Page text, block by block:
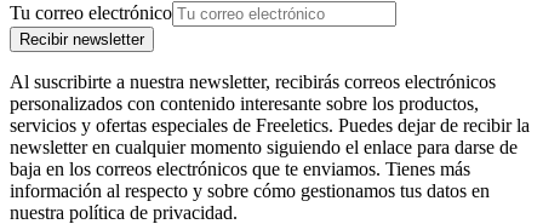
Tu correo electrónico
Recibir newsletter
Al suscribirte a nuestra newsletter, recibirás correos electrónicos
personalizados con contenido interesante sobre los productos,
servicios y ofertas especiales de Freeletics. Puedes dejar de recibir la
newsletter en cualquier momento siguiendo el enlace para darse de
baja en los correos electrónicos que te enviamos. Tienes más
información al respecto y sobre cómo gestionamos tus datos en
nuestra política de privacidad.